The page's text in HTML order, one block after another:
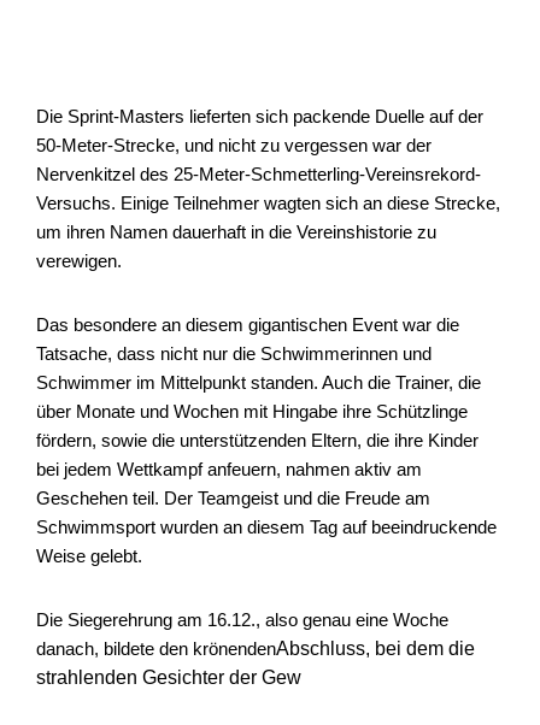
Die Sprint-Masters lieferten sich packende Duelle auf der
50-Meter-Strecke, und nicht zu vergessen war der
Nervenkitzel des 25-Meter-Schmetterling-Vereinsrekord-
Versuchs. Einige Teilnehmer wagten sich an diese Strecke,
um ihren Namen dauerhaft in die Vereinshistorie zu
verewigen.
Das besondere an diesem gigantischen Event war die
Tatsache, dass nicht nur die Schwimmerinnen und
Schwimmer im Mittelpunkt standen. Auch die Trainer, die
über Monate und Wochen mit Hingabe ihre Schützlinge
fördern, sowie die unterstützenden Eltern, die ihre Kinder
bei jedem Wettkampf anfeuern, nahmen aktiv am
Geschehen teil. Der Teamgeist und die Freude am
Schwimmsport wurden an diesem Tag auf beeindruckende
Weise gelebt.
Die Siegerehrung am 16.12., also genau eine Woche
danach, bildete den krönendenAbschluss, bei dem die
strahlenden Gesichter der Gew